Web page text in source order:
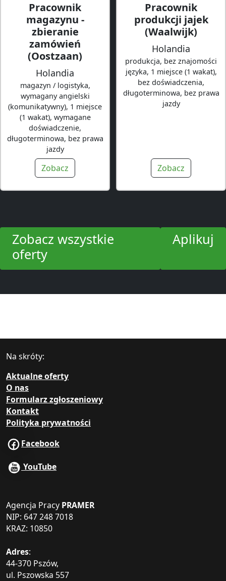
Pracownik
magazynu -
zbieranie
zamówień
(Oostzaan)
Holandia
magazyn / logistyka,
wymagany angielski
(komunikatywny), 1 miejsce
(1 wakat), wymagane
doświadczenie,
długoterminowa, bez prawa
jazdy
Zobacz
Pracownik
produkcji jajek
(Waalwijk)
Holandia
produkcja, bez znajomości
języka, 1 miejsce (1 wakat),
bez doświadczenia,
długoterminowa, bez prawa
jazdy
Zobacz
Zobacz wszystkie
oferty
Aplikuj
Na skróty:
Aktualne oferty
O nas
Formularz zgłoszeniowy
Kontakt
Polityka prywatności
Facebook
YouTube
Agencja Pracy PRAMER
NIP: 647 248 7018
KRAZ: 10850
Adres:
44-370 Pszów,
ul. Pszowska 557